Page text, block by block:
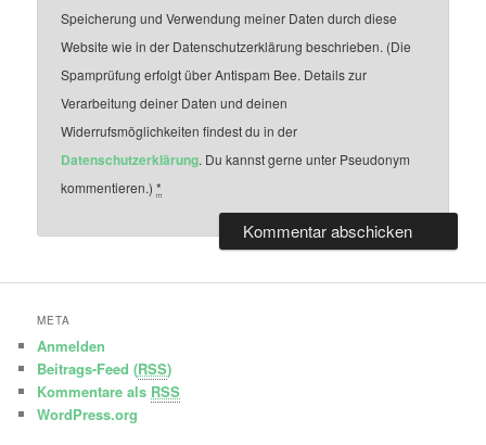
Speicherung und Verwendung meiner Daten durch diese
Website wie in der Datenschutzerklärung beschrieben. (Die
Spamprüfung erfolgt über Antispam Bee. Details zur
Verarbeitung deiner Daten und deinen
Widerrufsmöglichkeiten findest du in der
Datenschutzerklärung. Du kannst gerne unter Pseudonym
kommentieren.)*
META
Anmelden
Beitrags-Feed (RSS)
Kommentare als RSS
WordPress.org